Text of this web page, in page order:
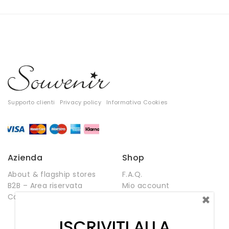
T-shirt
Top
Supporto clienti Privacy policy Informativa Cookies
Azienda
About & flagship stores
B2B – Area riservata
Contatti
Shop
F.A.Q.
Mio account
×